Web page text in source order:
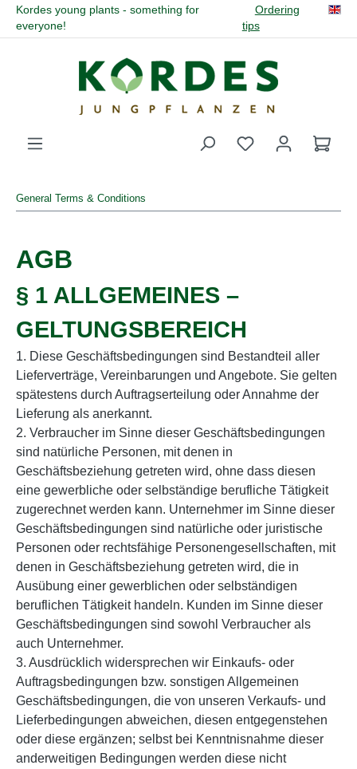
content
Kordes young plants - something for
everyone!
Ordering
tips
You have 0
General Terms & Conditions
AGB
§ 1 ALLGEMEINES –
GELTUNGSBEREICH
1. Diese Geschäftsbedingungen sind Bestandteil aller
Lieferverträge, Vereinbarungen und Angebote. Sie gelten
spätestens durch Auftragserteilung oder Annahme der
Lieferung als anerkannt.
2. Verbraucher im Sinne dieser Geschäftsbedingungen
sind natürliche Personen, mit denen in
Geschäftsbeziehung getreten wird, ohne dass diesen
eine gewerbliche oder selbständige berufliche Tätigkeit
zugerechnet werden kann. Unternehmer im Sinne dieser
Geschäftsbedingungen sind natürliche oder juristische
Personen oder rechtsfähige Personengesellschaften, mit
denen in Geschäftsbeziehung getreten wird, die in
Ausübung einer gewerblichen oder selbständigen
beruflichen Tätigkeit handeln. Kunden im Sinne dieser
Geschäftsbedingungen sind sowohl Verbraucher als
auch Unternehmer.
3. Ausdrücklich widersprechen wir Einkaufs- oder
Auftragsbedingungen bzw. sonstigen Allgemeinen
Geschäftsbedingungen, die von unseren Verkaufs- und
Lieferbedingungen abweichen, diesen entgegenstehen
oder diese ergänzen; selbst bei Kenntnisnahme dieser
anderweitigen Bedingungen werden diese nicht